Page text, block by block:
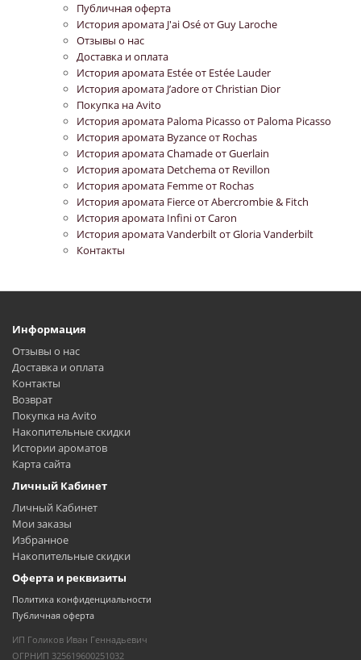
Публичная оферта
История аромата J'ai Osé от Guy Laroche
Отзывы о нас
Доставка и оплата
История аромата Estée от Estée Lauder
История аромата J’adore от Christian Dior
Покупка на Avito
История аромата Paloma Picasso от Paloma Picasso
История аромата Byzance от Rochas
История аромата Chamade от Guerlain
История аромата Detchema от Revillon
История аромата Femme от Rochas
История аромата Fierce от Abercrombie & Fitch
История аромата Infini от Caron
История аромата Vanderbilt от Gloria Vanderbilt
Контакты
Информация
Отзывы о нас
Доставка и оплата
Контакты
Возврат
Покупка на Avito
Накопительные скидки
Истории ароматов
Карта сайта
Личный Кабинет
Личный Кабинет
Мои заказы
Избранное
Накопительные скидки
Оферта и реквизиты
Политика конфиденциальности
Публичная оферта
ИП Голиков Иван Геннадьевич
ОГРНИП 325619600251032